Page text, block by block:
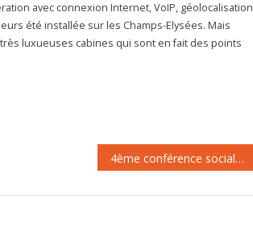
avec connexion Internet, VoIP, géolocalisation
été installée sur les Champs-Elysées. Mais
luxueuses cabines qui sont en fait des points
4ème conférence sociale : un bilan plutôt positif